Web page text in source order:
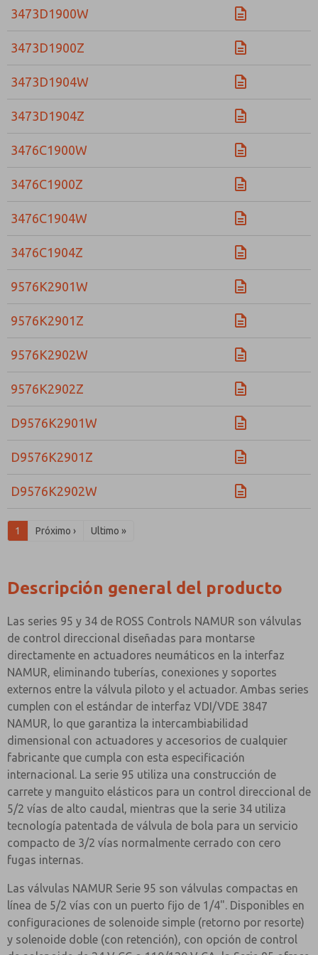
3473D1900W
3473D1900Z
3473D1904W
3473D1904Z
3476C1900W
3476C1900Z
3476C1904W
3476C1904Z
9576K2901W
9576K2901Z
9576K2902W
9576K2902Z
D9576K2901W
D9576K2901Z
D9576K2902W
1 Próximo › Ultimo »
Descripción general del producto
Las series 95 y 34 de ROSS Controls NAMUR son válvulas
de control direccional diseñadas para montarse
directamente en actuadores neumáticos en la interfaz
NAMUR, eliminando tuberías, conexiones y soportes
externos entre la válvula piloto y el actuador. Ambas series
cumplen con el estándar de interfaz VDI/VDE 3847
NAMUR, lo que garantiza la intercambiabilidad
dimensional con actuadores y accesorios de cualquier
fabricante que cumpla con esta especificación
internacional. La serie 95 utiliza una construcción de
carrete y manguito elásticos para un control direccional de
5/2 vías de alto caudal, mientras que la serie 34 utiliza
tecnología patentada de válvula de bola para un servicio
compacto de 3/2 vías normalmente cerrado con cero
fugas internas.
Las válvulas NAMUR Serie 95 son válvulas compactas en
línea de 5/2 vías con un puerto fijo de 1/4". Disponibles en
configuraciones de solenoide simple (retorno por resorte)
y solenoide doble (con retención), con opción de control